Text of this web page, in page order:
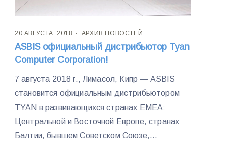
20 АВГУСТА, 2018 АРХИВ НОВОСТЕЙ
ASBIS официальный дистрибьютор Tyan
Computer Corporation!
7 августа 2018 г., Лимасол, Кипр — ASBIS
становится официальным дистрибьютором
TYAN в развивающихся странах EMEA:
Центральной и Восточной Европе, странах
Балтии, бывшем Советском Союзе,...